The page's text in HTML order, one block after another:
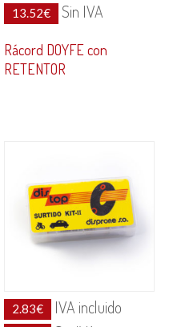
13.52€ Sin IVA
Rácord DOYFE con
RETENTOR
2.83€ IVA incluido